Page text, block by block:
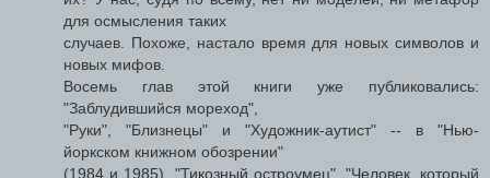
для осмысления таких
случаев. Похоже, настало время для новых символов и
новых мифов.
Восемь глав этой книги уже публиковались:
"Заблудившийся мореход",
"Руки", "Близнецы" и "Художник-аутист" -- в "Нью-
йоркском книжном обозрении"
(1984 и 1985), "Тикозный остроумец", "Человек, который